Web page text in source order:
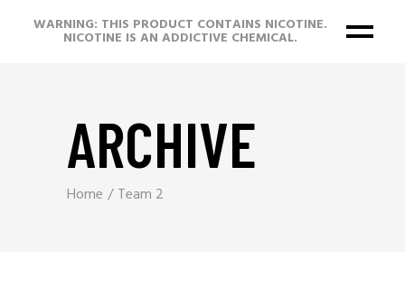
WARNING: THIS PRODUCT CONTAINS NICOTINE.
NICOTINE IS AN ADDICTIVE CHEMICAL.
ARCHIVE
Home Team 2